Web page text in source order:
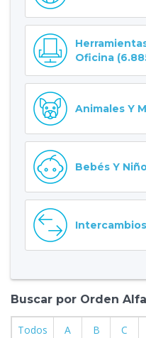
Oficina
Animales Y
Bebés Y
Buscar por Orden
Todos A B C